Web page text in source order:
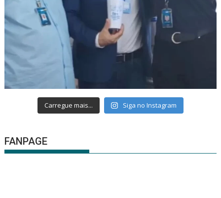
Carregue mais... Siga no Instagram
FANPAGE